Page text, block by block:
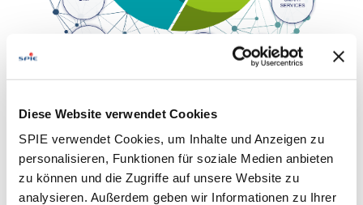
Diese Website verwendet Cookies
SPIE verwendet Cookies, um Inhalte und Anzeigen zu
personalisieren, Funktionen für soziale Medien anbieten
zu können und die Zugriffe auf unsere Website zu
analysieren. Außerdem geben wir Informationen zu Ihrer
Digitale Transformation, Klimawandel und der
demografischen Wandel sind die wesentlichen Treiber
unseres Geschäfts. Dafür stellen wir uns auf und richten
unsere Digitalstrategie aus.